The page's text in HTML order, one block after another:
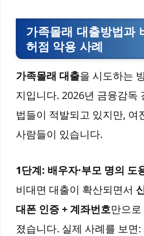
가족몰래 대출방법과
허점 악용 사례
가족몰래 대출을 시도하는
지입니다. 2026년 금융감독
법들이 적발되고 있지만, 여
사람들이 있습니다.
1단계: 배우자·부모 명의 도
비대면 대출이 확산되면서
대폰 인증 + 계좌번호만으
졌습니다. 실제 사례를 보면: